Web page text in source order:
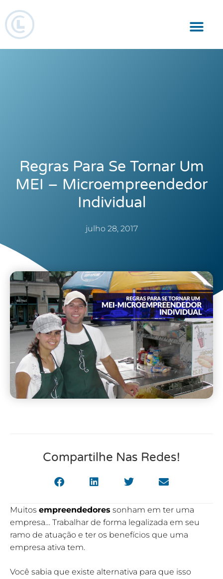
Regras Para Se Tornar Um
MEI – Microempreendedor
Individual
julho 28, 2017
Compartilhe Nas Redes!
Muitos empreendedores sonham em ter uma
empresa… Trabalhar de forma legalizada em seu
ramo de atuação e ter os benefícios que uma
empresa ativa tem.
Você sabia que existe alternativa para que isso